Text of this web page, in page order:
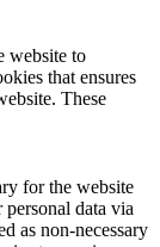
website to
that ensures
These
for the website
data via
as non-necessary